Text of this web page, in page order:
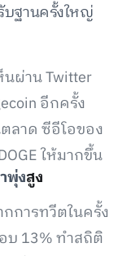
บฐานครั้งใหญ่
ผ่าน Twitter
อีกครั้ง
ลาด ซีอีโอของ
ให้มากขึ้น
พุ่งสูง
การทวีตในครั้ง
บ 13% ทำสถิติ